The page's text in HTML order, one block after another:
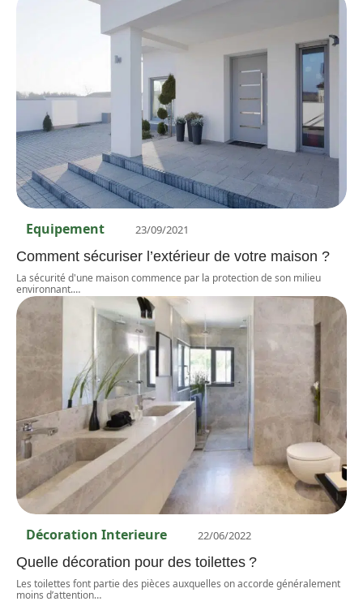
Equipement 23/09/2021
Comment sécuriser l’extérieur de votre maison ?
La sécurité d'une maison commence par la protection de son milieu
environnant.…
Décoration Interieure 22/06/2022
Quelle décoration pour des toilettes ?
Les toilettes font partie des pièces auxquelles on accorde généralement
moins d’attention…